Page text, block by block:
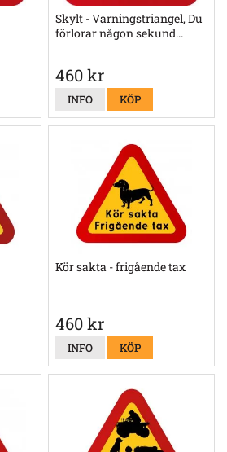
Skylt - Varningstriangel, Du
förlorar någon sekund...
460 kr
INFO KÖP
Kör sakta - frigående tax
460 kr
INFO KÖP